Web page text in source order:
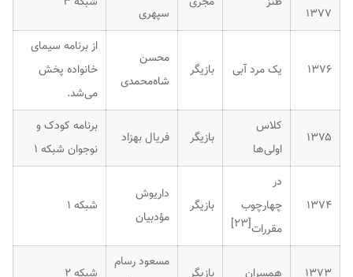
۱۳۷۷
سپهری
۱۳۷۶ یک مرد آبی بازیگر
محسن
شاه‌محمدی
از برنامه سیمای
خانواده پخش
می‌شد.
۱۳۷۵
کلاس
اولی‌ها
بازیگر فریال بهزاد
برنامه کودک و
نوجوان شبکه ۱
۱۳۷۴
در
چهارچوب
مقررات[۲۳]
بازیگر
داریوش
مؤدبیان
شبکه ۱
۱۳۷۳ همسران بازیگر
مسعود رسام
شبکه ۲